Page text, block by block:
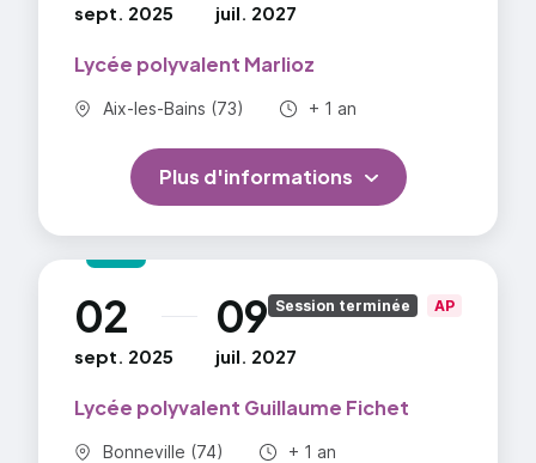
sept. 2025 juil. 2027
Lycée polyvalent Marlioz
Commune :
Aix-les-Bains (73) Durée totale :
+ 1 an
Plus d'informations
02
sept. 2025
au 09
juil. 2027
Lycée polyvalent Guillaume Fichet
Commune :
Bonneville (74) Durée totale :
+ 1 an
Session terminée AP